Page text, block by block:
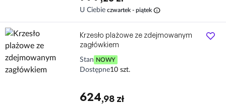
U Ciebie czwartek - piątek info
Krzesło plażowe ze zdejmowanym
zagłówkiem
Stan NOWY
Dostępne10 szt.
624,98 zł